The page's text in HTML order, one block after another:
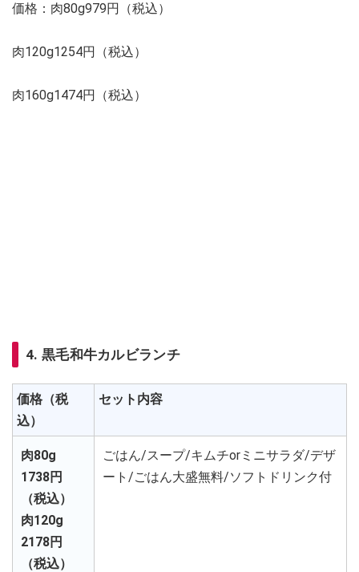
価格：肉80g979円（税込）
肉120g1254円（税込）
肉160g1474円（税込）
4. 黒毛和牛カルビランチ
価格（税
込）
セット内容
肉80g
1738円
（税込）
肉120g
2178円
（税込）
ごはん/スープ/キムチorミニサラダ/デザ
ート/ごはん大盛無料/ソフトドリンク付